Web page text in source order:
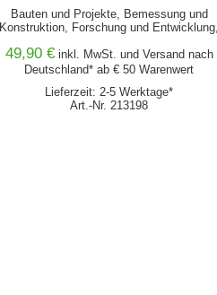
Bauten und Projekte, Bemessung und
Konstruktion, Forschung und Entwicklung,
49,90 € inkl. MwSt. und Versand nach
Deutschland* ab € 50 Warenwert
Lieferzeit: 2-5 Werktage*
Art.-Nr. 213198